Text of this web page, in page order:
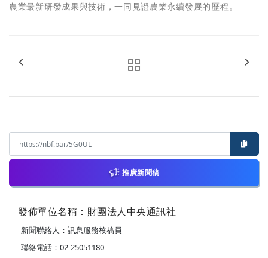
農業最新研發成果與技術，一同見證農業永續發展的歷程。
推廣新聞稿
發佈單位名稱：財團法人中央通訊社
新聞聯絡人：訊息服務核稿員
聯絡電話：02-25051180